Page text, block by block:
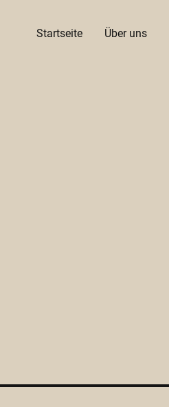
Startseite Über uns